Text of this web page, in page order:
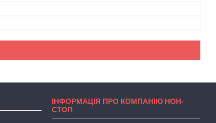
ІНФОРМАЦІЯ ПРО КОМПАНІЮ НОН-
СТОП